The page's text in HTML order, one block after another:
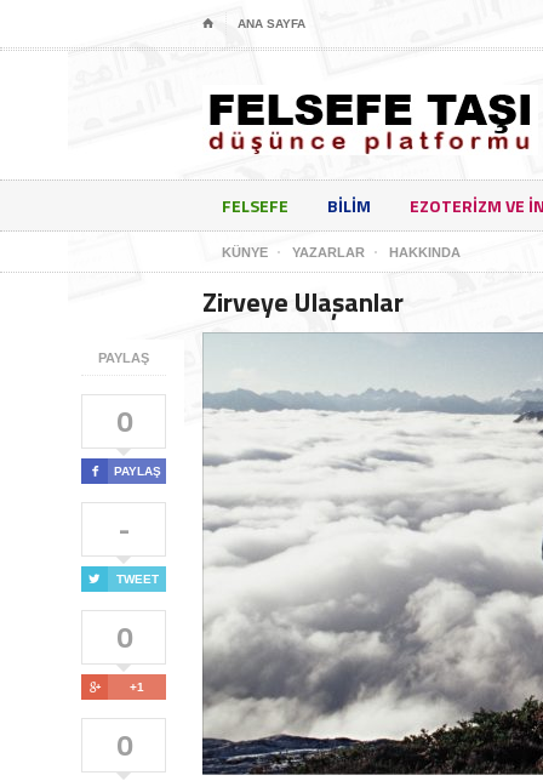
⌂ ANA SAYFA
FELSEFE BILIM EZOTERIZM VE
KÜNYE YAZARLAR HAKKINDA
PAYLAŞ
0
 PAYLAŞ
-
 TWEET
0
 +1
0
Zirveye Ulaşanlar